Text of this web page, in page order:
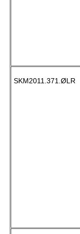
SKM2011.371.ØLR